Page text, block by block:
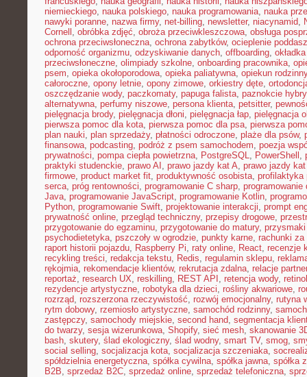
niemieckiego, nauka polskiego, nauka programowania, nauka
nawyki poranne, nazwa firmy, net-billing, newsletter, niacynamid,
Cornell , obróbka zdjęć, obroża przeciwkleszczowa, obsługa
ochrona przeciwsłoneczna, ochrona zabytków, ocieplenie
odporność organizmu, odzyskiwanie danych, offboarding,
przeciwsłoneczne, olimpiady szkolne, onboarding pracownika,
psem, opieka okołoporodowa, opieka paliatywna, opiekun rodzinny
całoroczne, opony letnie, opony zimowe, orkiestry dęte,
oszczędzanie wody, paczkomaty, papuga falista, paznokcie
alternatywna, perfumy niszowe, persona klienta, petsitter,
pielęgnacja brody, pielęgnacja dłoni, pielęgnacja łap, pielęgnacja
pierwsza pomoc dla kota, pierwsza pomoc dla psa, pierwsza
plan nauki, plan sprzedaży, płatności odroczone, plaże dla psów,
finansowa, podcasting, podróż z psem samochodem, poezja
prywatności, pompa ciepła powietrzna, PostgreSQL, PowerShell ,
praktyki studenckie, prawo AI , prawo jazdy kat A, prawo jazdy
firmowe, product market fit, produktywność osobista, profilaktyka
serca, próg rentowności, programowanie C sharp, programowanie
Java, programowanie JavaScript, programowanie Kotlin,
Python, programowanie Swift, projektowanie interakcji, prompt
prywatność online, przegląd techniczny, przepisy drogowe,
przygotowanie do egzaminu, przygotowanie do matury,
psychodietetyka, pszczoły w ogrodzie, punkty karne, rachunki za
raport historii pojazdu, Raspberry Pi, raty online, React, recenzje
recykling treści, redakcja tekstu, Redis, regulamin sklepu,
rękojmia, rekomendacje klientów, rekrutacja zdalna, relacje
reportaż, research UX, reskilling, REST API , retencja wody, retinol
rezydencje artystyczne, robotyka dla dzieci, rośliny akwariowe,
rozrząd, rozszerzona rzeczywistość, rozwój emocjonalny, rutyna
rytm dobowy, rzemiosło artystyczne, samochód rodzinny,
zastępczy, samochody miejskie, second hand, segmentacja
do twarzy, sesja wizerunkowa, Shopify, sieć mesh, skanowanie
bash, skutery, ślad ekologiczny, ślad wodny, smart TV, smog,
social selling, socjalizacja kota, socjalizacja szczeniaka,
spółdzielnia energetyczna, spółka cywilna, spółka jawna, spółka
B2B, sprzedaż B2C, sprzedaż online, sprzedaż telefoniczna,